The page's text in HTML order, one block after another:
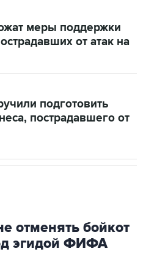
от атак на
пострадавшего от
бойкот
эгидой ФИФА
- Союз